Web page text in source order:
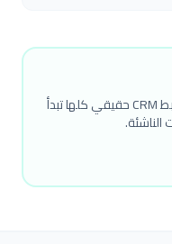
دعوة زميل، إعداد النسخ الاحتياطية، وربط CRM حقيقي كلها تبدأ